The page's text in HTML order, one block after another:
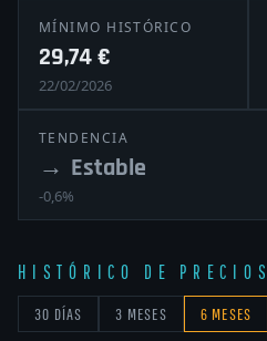
MÍNIMO HISTÓRICO
29,74 €
22/02/2026
TENDENCIA
→ Estable
-0,6%
HISTÓRICO DE PRECIOS
30 DÍAS 3 MESES 6 MESES